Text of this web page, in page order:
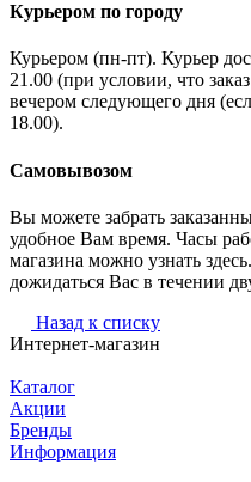
Курьером по городу
Курьером (пн-пт). Курьер
21.00 (при условии, что
вечером следующего дня
18.00).
Самовывозом
Вы можете забрать
удобное Вам время. Часы
магазина можно узнать
дожидаться Вас в течении
Назад к списку
Интернет-магазин
Каталог
Акции
Бренды
Информация